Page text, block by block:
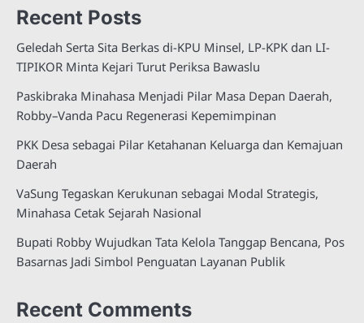
Recent Posts
Geledah Serta Sita Berkas di-KPU Minsel, LP-KPK dan LI-
TIPIKOR Minta Kejari Turut Periksa Bawaslu
Paskibraka Minahasa Menjadi Pilar Masa Depan Daerah,
Robby–Vanda Pacu Regenerasi Kepemimpinan
PKK Desa sebagai Pilar Ketahanan Keluarga dan Kemajuan
Daerah
VaSung Tegaskan Kerukunan sebagai Modal Strategis,
Minahasa Cetak Sejarah Nasional
Bupati Robby Wujudkan Tata Kelola Tanggap Bencana, Pos
Basarnas Jadi Simbol Penguatan Layanan Publik
Recent Comments